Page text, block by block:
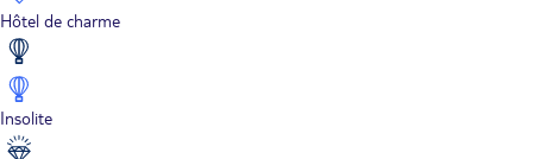
Hôtel de charme
Insolite